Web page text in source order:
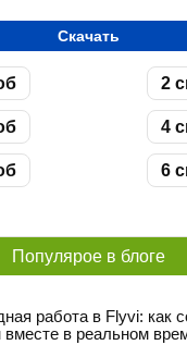
Скачать
2
4
6
Популярое в блоге
работа в Flyvi: как
вместе в реальном